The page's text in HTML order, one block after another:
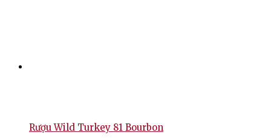
Rượu Wild Turkey 81 Bourbon